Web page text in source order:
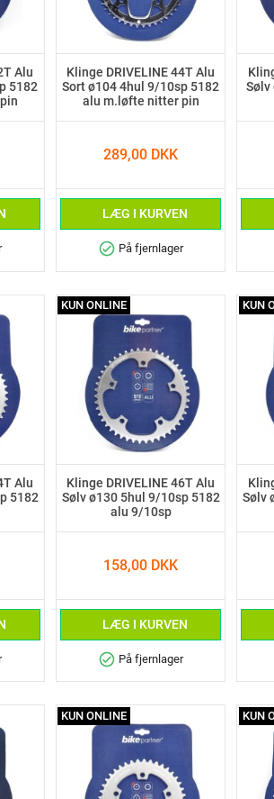
Alu
5182
Klinge DRIVELINE 44T Alu
Sort ø104 4hul 9/10sp 5182
alu m.løfte nitter pin
289,00 DKK
LÆG I KURVEN
check_circle På fjernlager
Sølv
Alu
5182
Klinge DRIVELINE 46T Alu
Sølv ø130 5hul 9/10sp 5182
alu 9/10sp
158,00 DKK
LÆG I KURVEN
check_circle På fjernlager
KUN ONLINE
Sølv
KUN
KUN ONLINE KUN